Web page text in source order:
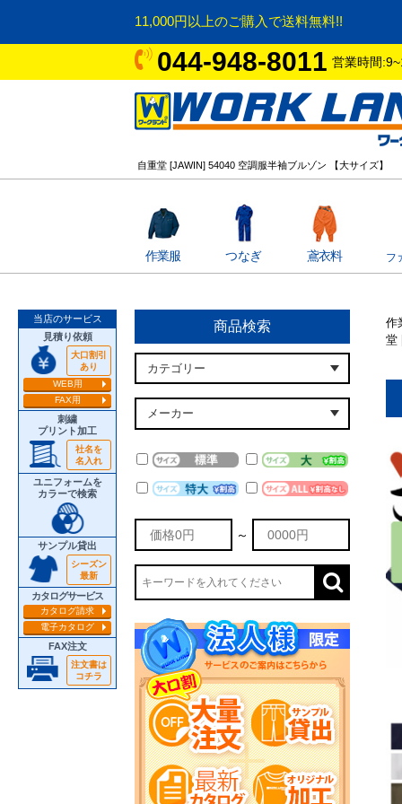
11,000円以上のご購入で送料無料!!
044-948-8011 営業時間
自重堂 [JAWIN] 54040 空調服半袖ブルゾン 【大サイズ】
作業服 つなぎ 鳶衣料 フ
当店のサービス
見積り依頼
大口割引
あり
WEB用
FAX用
刺繍
プリント加工
社名を
名入れ
ユニフォームを
カラーで検索
サンプル貸出
シーズン
最新
カタログサービス
カタログ請求
電子カタログ
FAX注文
注文書は
コチラ
商品検索
～
作
堂